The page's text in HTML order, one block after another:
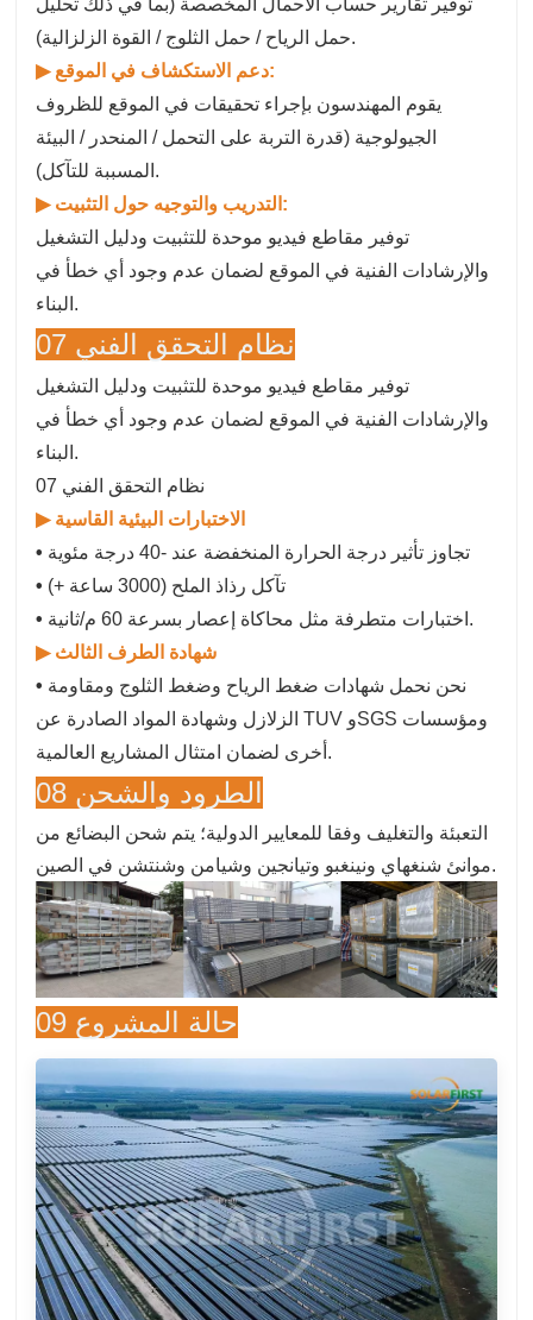
حمل الرياح / حمل الثلوج / القوة الزلزالية).
▶
دعم الاستكشاف في الموقع:
يقوم المهندسون بإجراء تحقيقات في الموقع للظروف
الجيولوجية (قدرة التربة على التحمل / المنحدر / البيئة
المسببة للتآكل).
▶
التدريب والتوجيه حول التثبيت:
توفير مقاطع فيديو موحدة للتثبيت ودليل التشغيل
والإرشادات الفنية في الموقع لضمان عدم وجود أي خطأ في
البناء.
07 نظام التحقق الفني
توفير مقاطع فيديو موحدة للتثبيت ودليل التشغيل
والإرشادات الفنية في الموقع لضمان عدم وجود أي خطأ في
البناء.
07 نظام التحقق الفني
▶ الاختبارات البيئية القاسية
•
تجاوز تأثير درجة الحرارة المنخفضة عند -40 درجة مئوية
•
تآكل رذاذ الملح (3000 ساعة +)
•
اختبارات متطرفة مثل محاكاة إعصار بسرعة 60 م/ثانية.
▶ شهادة الطرف الثالث
• نحن نحمل شهادات ضغط الرياح وضغط الثلوج ومقاومة
الزلازل وشهادة المواد الصادرة عن TUV وSGS ومؤسسات
أخرى لضمان امتثال المشاريع العالمية.
08 الطرود والشحن
التعبئة والتغليف وفقا للمعايير الدولية؛ يتم شحن البضائع من
موانئ شنغهاي ونينغبو وتيانجين وشيامن وشنتشن في الصين.
09 حالة المشروع